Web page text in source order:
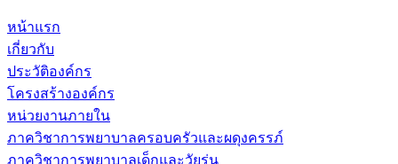
หน้าแรก
เกี่ยวกับ
ประวัติองค์กร
โครงสร้างองค์กร
หน่วยงานภายใน
ภาควิชาการพยาบาลครอบครัวและผดุงครรภ์
ภาควิชาการพยาบาลเด็กและวัยรุ่น